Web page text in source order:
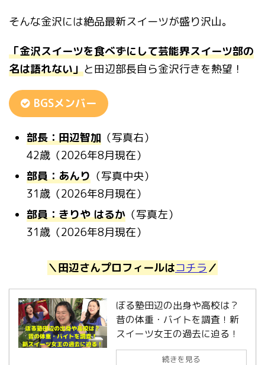
そんな金沢には絶品最新スイーツが盛り沢山。
「金沢スイーツを食べずにして芸能界スイーツ部の
名は語れない」と田辺部長自ら金沢行きを熱望！
BGSメンバー
部長：田辺智加 （写真右）
42歳（2026年8月現在）
部員：あんり （写真中央）
31歳（2026年8月現在）
部員：きりや はるか （写真左）
31歳（2026年8月現在）
＼田辺さんプロフィールはコチラ ／
ぼる塾田辺の出身や高校は？
昔の体重・バイトを調査！新
スイーツ女王の過去に迫る！
続きを見る